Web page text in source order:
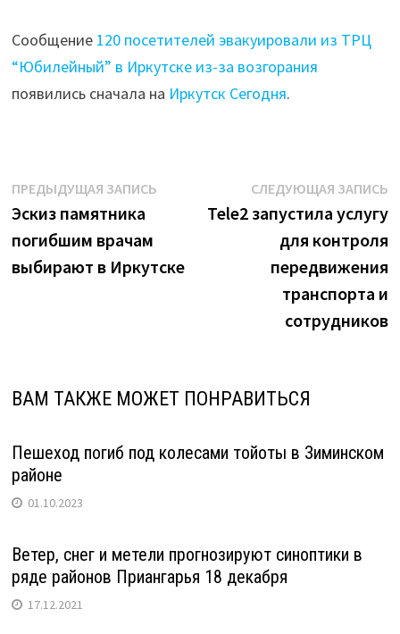
Сообщение 120 посетителей эвакуировали из ТРЦ
“Юбилейный” в Иркутске из-за возгорания
появились сначала на Иркутск Сегодня.
Навигация
по
записям
ПРЕДЫДУЩАЯ ЗАПИСЬПредыдущая
Эскиз памятника
погибшим врачам
выбирают в Иркутске
СЛЕДУЮЩАЯ ЗАПИСЬ
Tele2 запустила услугу
для контроля
передвижения
транспорта и
сотрудников
ВАМ ТАКЖЕ МОЖЕТ ПОНРАВИТЬСЯ
Пешеход погиб под колесами тойоты в Зиминском
районе
01.10.2023
Ветер, снег и метели прогнозируют синоптики в
ряде районов Приангарья 18 декабря
17.12.2021